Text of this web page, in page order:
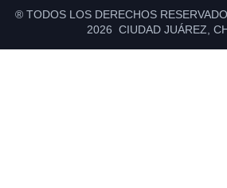
® TODOS LOS DERECHOS
2026 CIUDAD JUÁREZ,